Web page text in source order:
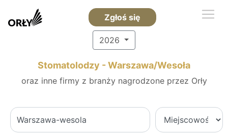
Zgłoś się
2026
Stomatolodzy - Warszawa/Wesoła
oraz inne firmy z branży nagrodzone przez Orły